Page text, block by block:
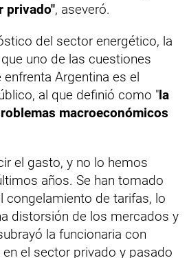
privado", aseveró.
del sector energético, la
uno de las cuestiones
Argentina es el
al que definió como "la
macroeconómicos
el gasto, y no lo hemos
años. Se han tomado
congelamiento de tarifas, lo
distorsión de los mercados y
la funcionaria con
el sector privado y pasado